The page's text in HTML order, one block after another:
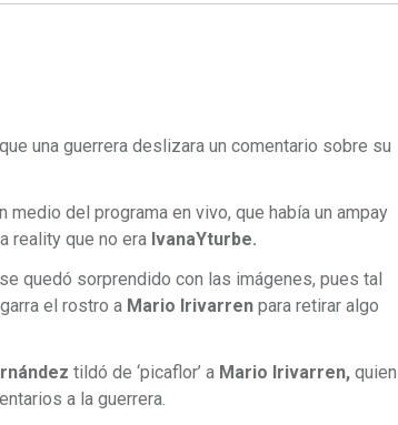
una guerrera deslizara un comentario sobre su
medio del programa en vivo, que había un ampay
reality que no era IvanaYturbe.
quedó sorprendido con las imágenes, pues tal
el rostro a Mario Irivarren para retirar algo
tildó de ‘picaflor’ a Mario Irivarren, quien
a la guerrera.